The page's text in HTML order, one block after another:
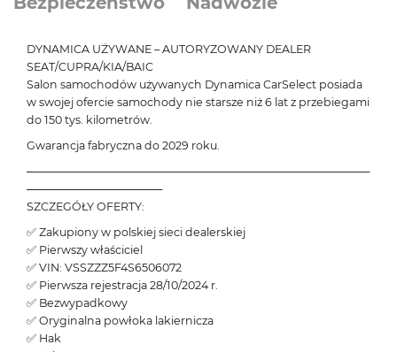
DYNAMICA UŻYWANE – AUTORYZOWANY DEALER
SEAT/CUPRA/KIA/BAIC
Salon samochodów używanych Dynamica CarSelect posiada
w swojej ofercie samochody nie starsze niż 6 lat z przebiegami
do 150 tys. kilometrów.
Gwarancja fabryczna do 2029 roku.
───────────────────────────────────────────
─────────────────
SZCZEGÓŁY OFERTY:
✅ Zakupiony w polskiej sieci dealerskiej
✅ Pierwszy właściciel
✅ VIN: VSSZZZ5F4S6506072
✅ Pierwsza rejestracja 28/10/2024 r.
✅ Bezwypadkowy
✅ Oryginalna powłoka lakiernicza
✅ Hak